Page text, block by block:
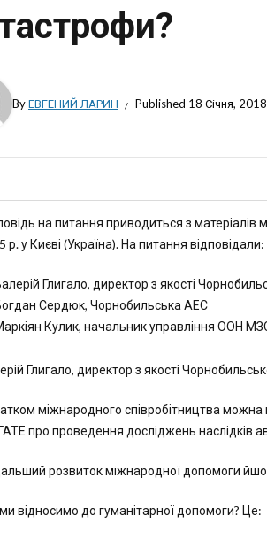
ByЕВГЕНИЙ ЛАРИН Published 18 Січня, 2018
на питання приводиться з
р. у Києві (Україна). На питання відповідали:
Глигало, директор з якості
Сердюк, Чорнобильська АЕС
Кулик, начальник управління ООН
Глигало, директор з якості
міжнародного співробітництва
про проведення досліджень наслідків
розвиток міжнародної допомоги
відносимо до гуманітарної допомоги? Це: